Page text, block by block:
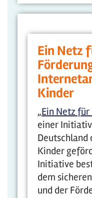
Ein Netz
Kinder
„Ein Netz
einer
Kinder
Initiative
dem
und der